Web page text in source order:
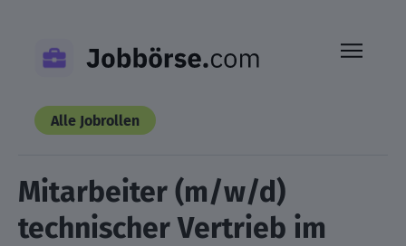
content
Alle Jobrollen
Mitarbeiter (m/w/d)
technischer Vertrieb im